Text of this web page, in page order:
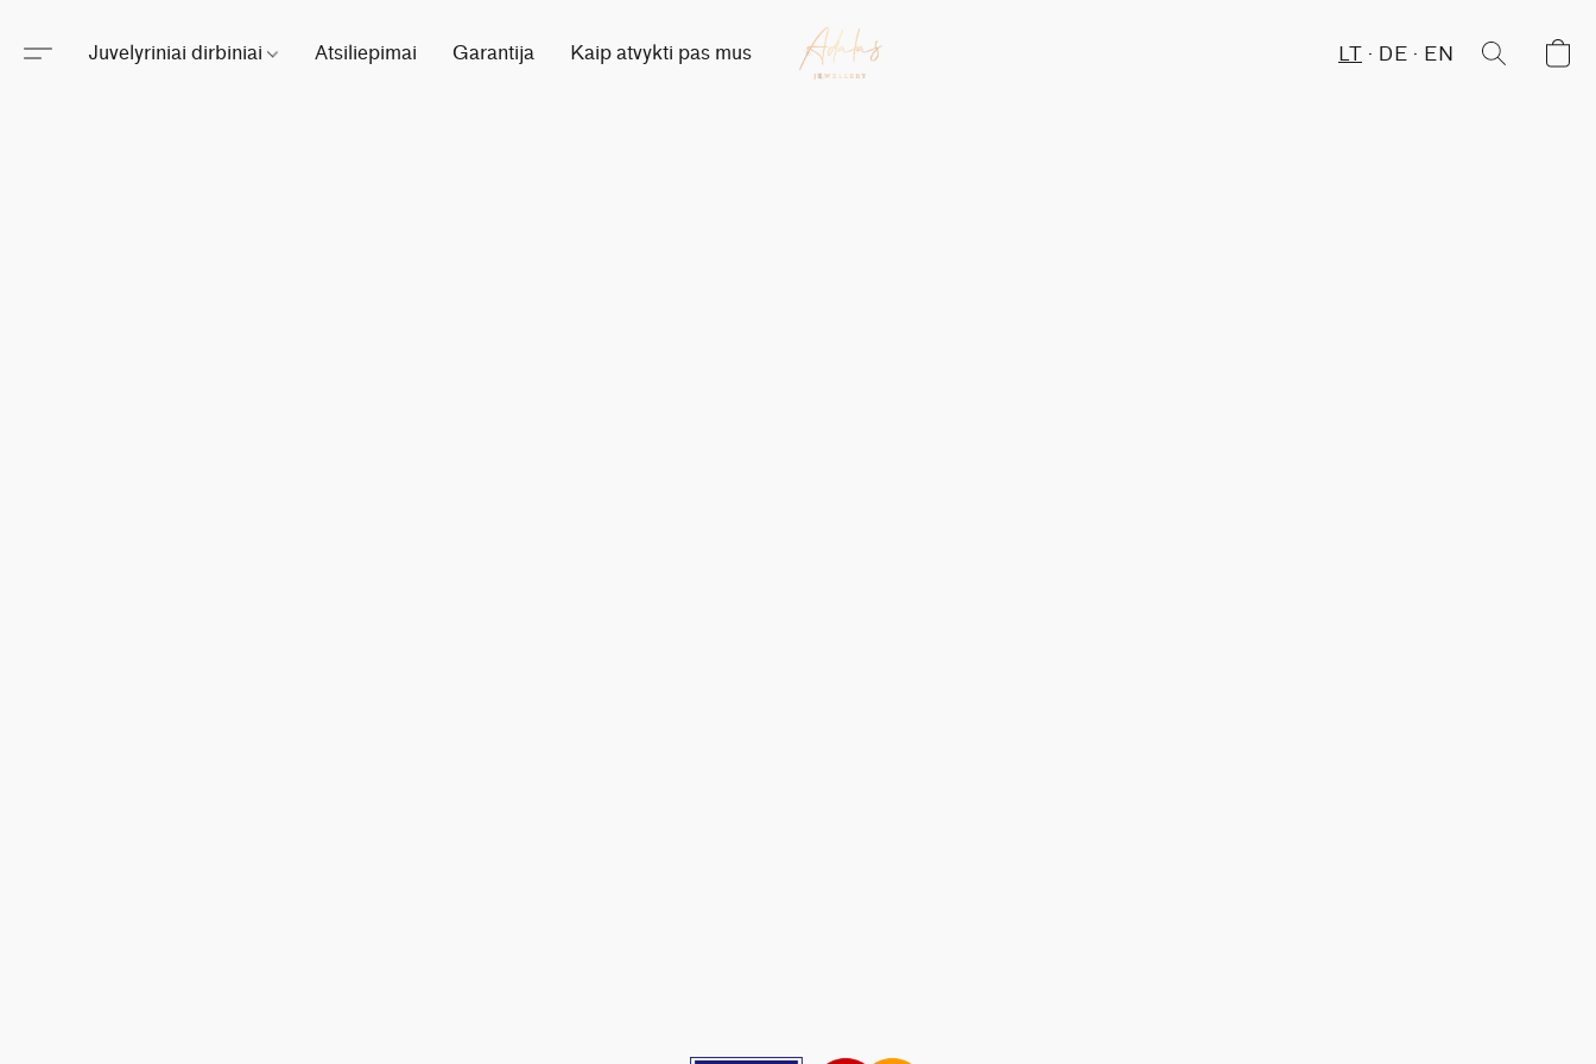
Juvelyriniai dirbiniai Atsiliepimai Garantija Kaip atvykti pas mus LT DE EN